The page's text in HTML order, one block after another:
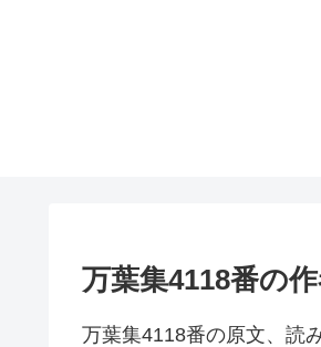
万葉集4118番の
万葉集4118番の原文、読